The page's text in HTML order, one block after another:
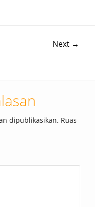
Next →
dipublikasikan. Ruas